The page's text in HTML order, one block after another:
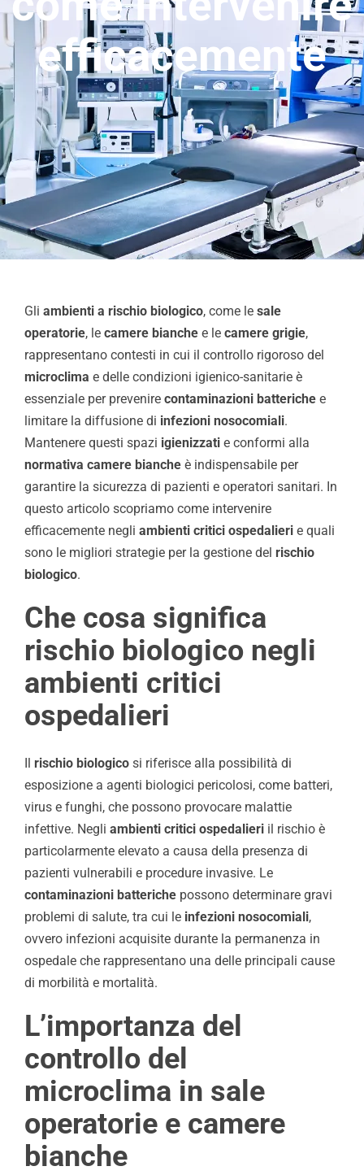
Chi Siamo
Video
Cerca
efficacemente
Gli ambienti a rischio biologico, come le sale
operatorie, le camere bianchee le camere grigie,
rappresentano contesti in cui il controllo rigoroso del
microclima e delle condizioni igienico-sanitarie è
essenziale per prevenire contaminazioni batterichee
limitare la diffusione di infezioni nosocomiali.
Mantenere questi spazi igienizzatie conformi alla
normativa camere biancheè indispensabile per
garantire la sicurezza di pazienti e operatori sanitari. In
questo articolo scopriamo come intervenire
efficacemente negli ambienti critici ospedalierie quali
sono le migliori strategie per la gestione del rischio
biologico.
Che cosa significa
rischio biologico negli
ambienti critici
ospedalieri
Il rischio biologicosi riferisce alla possibilità di
esposizione a agenti biologici pericolosi, come batteri,
virus e funghi, che possono provocare malattie
infettive. Negli ambienti critici ospedalieriil rischio è
particolarmente elevato a causa della presenza di
pazienti vulnerabili e procedure invasive. Le
contaminazioni batterichepossono determinare gravi
problemi di salute, tra cui le infezioni nosocomiali,
ovvero infezioni acquisite durante la permanenza in
ospedale che rappresentano una delle principali cause
di morbilità e mortalità.
L’importanza del
controllo del
microclima in sale
operatorie e camere
bianche